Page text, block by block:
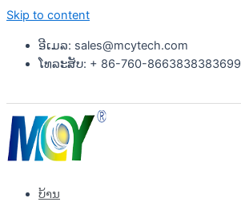
Skip to content
ອີເມລ: sales@mcytech.com
ໂທລະສັບ: + 86-760-8663838383699
ບ້ານ